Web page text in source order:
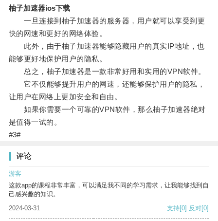
柚子加速器ios下载
一旦连接到柚子加速器的服务器，用户就可以享受到更
快的网速和更好的网络体验。
此外，由于柚子加速器能够隐藏用户的真实IP地址，也
能够更好地保护用户的隐私。
总之，柚子加速器是一款非常好用和实用的VPN软件。
它不仅能够提升用户的网速，还能够保护用户的隐私，
让用户在网络上更加安全和自由。
如果你需要一个可靠的VPN软件，那么柚子加速器绝对
是值得一试的。
#3#
评论
游客
这款app的课程非常丰富，可以满足我不同的学习需求，让我能够找到自
己感兴趣的知识。
2024-03-31
支持[0] 反对[0]